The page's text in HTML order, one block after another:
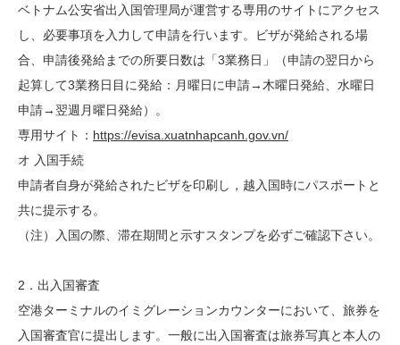
ベトナム公安省出入国管理局が運営する専用のサイトにアクセス
し、必要事項を入力して申請を行います。ビザが発給される場
合、申請後発給までの所要日数は「3業務日」（申請の翌日から
起算して3業務日目に発給：月曜日に申請→木曜日発給、水曜日
申請→翌週月曜日発給）。
専用サイト： https://evisa.xuatnhapcanh.gov.vn/
オ 入国手続
申請者自身が発給されたビザを印刷し，越入国時にパスポートと
共に提示する。
（注）入国の際、滞在期間と示すスタンプを必ずご確認下さい。
2．出入国審査
空港ターミナルのイミグレーションカウンターにおいて、旅券を
入国審査官に提出します。一般に出入国審査は旅券写真と本人の